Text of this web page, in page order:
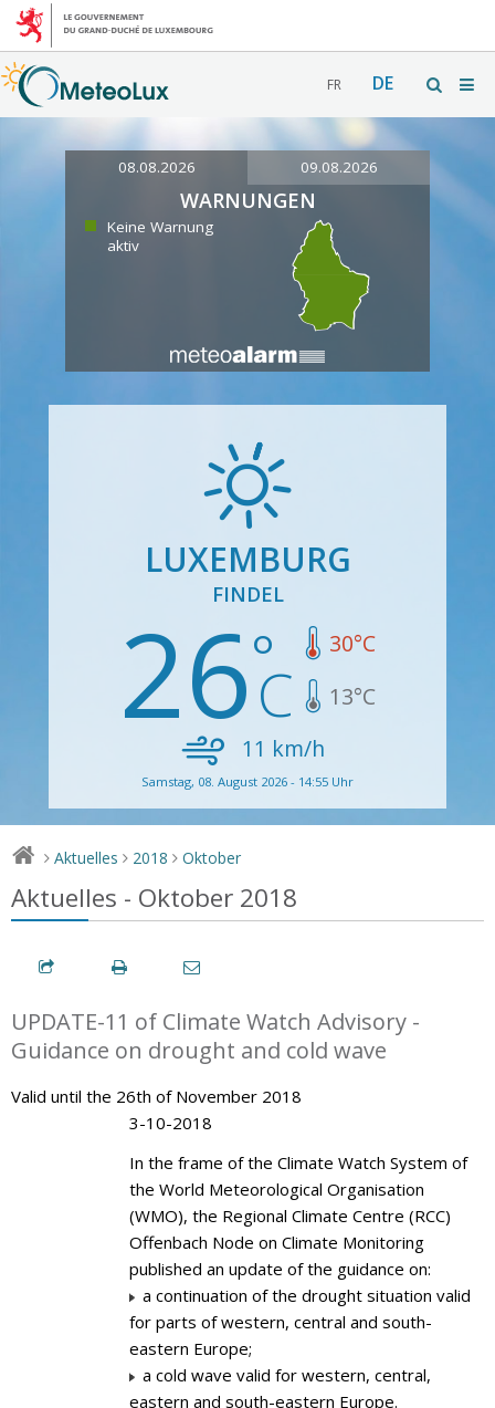
FR DE
08.08.2026 09.08.2026
WARNUNGEN
Keine Warnung
aktiv
LUXEMBURG
FINDEL
26 30°C
13°C
11 km/h
Samstag, 08. August 2026 - 14:55 Uhr
> Aktuelles > 2018 > Oktober
Aktuelles - Oktober 2018
UPDATE-11 of Climate Watch Advisory -
Guidance on drought and cold wave
Valid until the 26th of November 2018
3-10-2018
In the frame of the Climate Watch System of
the World Meteorological Organisation
(WMO), the Regional Climate Centre (RCC)
Offenbach Node on Climate Monitoring
published an update of the guidance on:
a continuation of the drought situation valid
for parts of western, central and south-
eastern Europe;
a cold wave valid for western, central,
eastern and south-eastern Europe.